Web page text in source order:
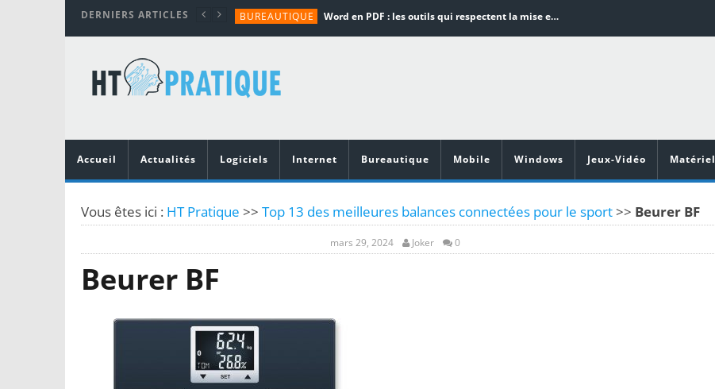
DERNIERS ARTICLES BUREAUTIQUE Word en PDF : les outils qui respectent la mise en page
TUTORIALS
MATÉRIEL
Vidéoprojecteurs Asus : Top 6 des meilleurs modèles de la marque
Accueil
Actualités Logiciels Internet Bureautique Mobile Windows Jeux-Vidéo Matériel
Vous êtes ici : HT Pratique >> Top 13 des meilleures balances connectées pour le sport>> Beurer BF
mars 29, 2024 Joker 0
Beurer BF